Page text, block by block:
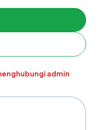
admin